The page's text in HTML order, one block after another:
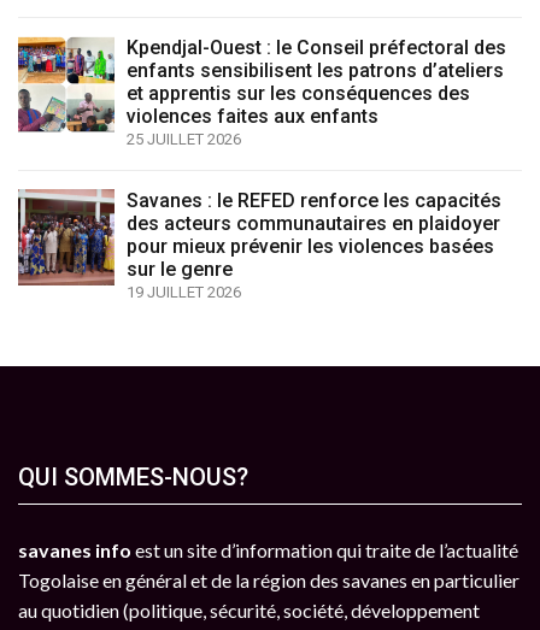
Kpendjal-Ouest : le Conseil préfectoral des
enfants sensibilisent les patrons d’ateliers
et apprentis sur les conséquences des
violences faites aux enfants
25 JUILLET 2026
Savanes : le REFED renforce les capacités
des acteurs communautaires en plaidoyer
pour mieux prévenir les violences basées
sur le genre
19 JUILLET 2026
QUI SOMMES-NOUS?
savanes info est un site d’information qui traite de l’actualité
Togolaise en général et de la région des savanes en particulier
au quotidien (politique, sécurité, société, développement